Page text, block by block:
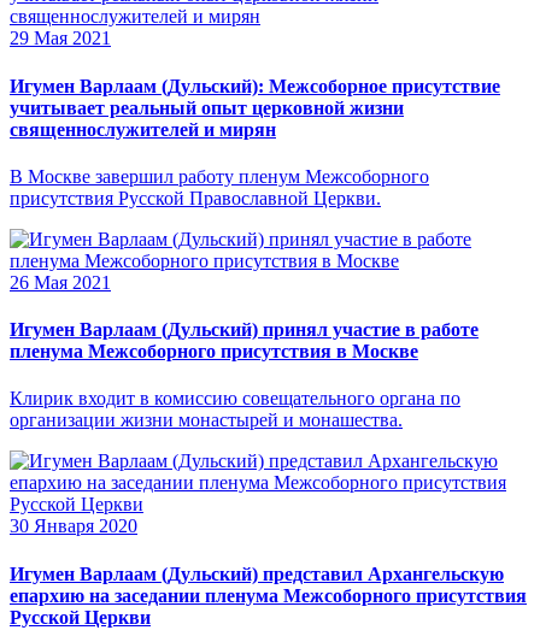
29 Мая 2021
Игумен Варлаам (Дульский): Межсоборное присутствие
учитывает реальный опыт церковной жизни
священнослужителей и мирян
В Москве завершил работу пленум Межсоборного
присутствия Русской Православной Церкви.
26 Мая 2021
Игумен Варлаам (Дульский) принял участие в работе
пленума Межсоборного присутствия в Москве
Клирик входит в комиссию совещательного органа по
организации жизни монастырей и монашества.
30 Января 2020
Игумен Варлаам (Дульский) представил Архангельскую
епархию на заседании пленума Межсоборного присутствия
Русской Церкви